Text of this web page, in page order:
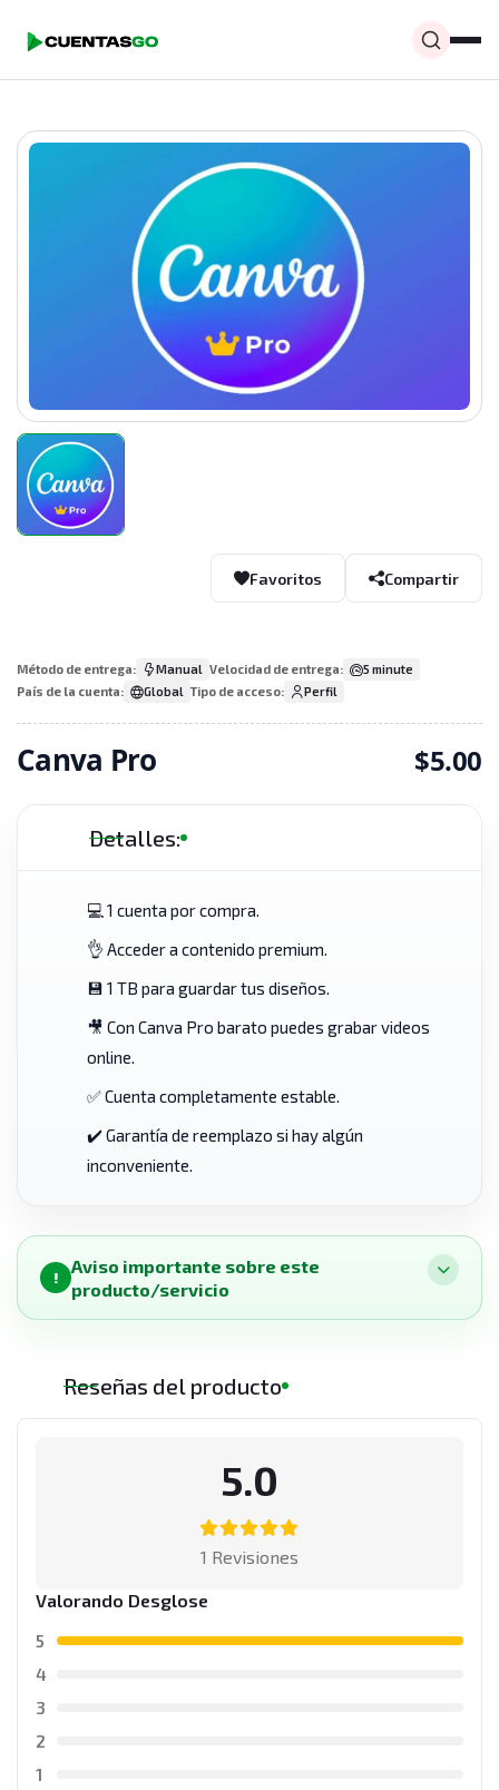
Favoritos Compartir
Método de entrega: Manual Velocidad de entrega:
5 minute
País de la cuenta:
Global Tipo de acceso: Perfil
Canva Pro $5.00
Detalles:
💻 1 cuenta por compra.
👌 Acceder a contenido premium.
💾 1 TB para guardar tus diseños.
🎥 Con Canva Pro barato puedes grabar videos
online.
✅ Cuenta completamente estable.
✔️ Garantía de reemplazo si hay algún
inconveniente.
!
Aviso importante sobre este
producto/servicio
Reseñas del producto
5.0
1 Revisiones
Valorando Desglose
5
4
3
2
1